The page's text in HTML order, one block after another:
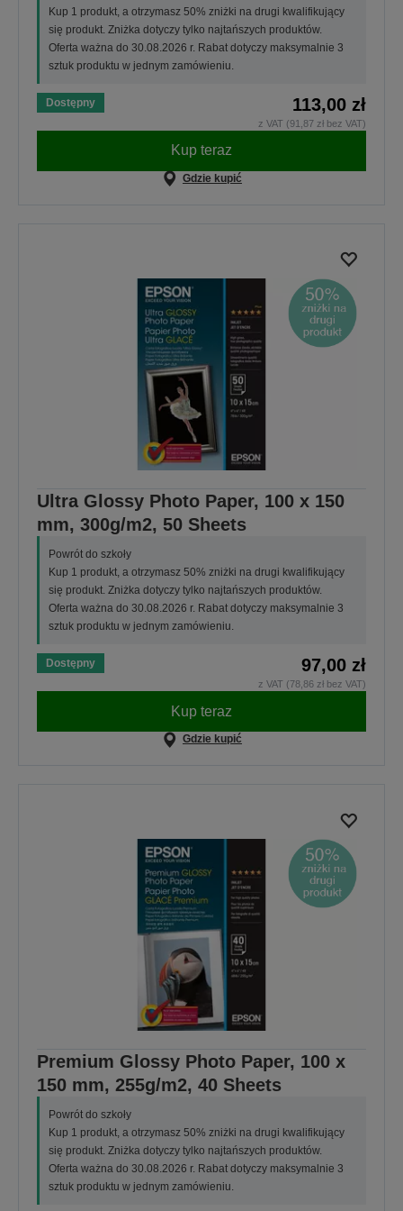
Kup 1 produkt, a otrzymasz 50% zniżki na drugi kwalifikujący
się produkt. Zniżka dotyczy tylko najtańszych produktów.
Oferta ważna do 30.08.2026 r. Rabat dotyczy maksymalnie 3
sztuk produktu w jednym zamówieniu.
Dostępny 113,00 zł
z VAT (91,87 zł bez VAT)
Kup teraz
Gdzie kupić
Ultra Glossy Photo Paper, 100 x 150
mm, 300g/m2, 50 Sheets
Powrót do szkoły
Kup 1 produkt, a otrzymasz 50% zniżki na drugi kwalifikujący
się produkt. Zniżka dotyczy tylko najtańszych produktów.
Oferta ważna do 30.08.2026 r. Rabat dotyczy maksymalnie 3
sztuk produktu w jednym zamówieniu.
Dostępny 97,00 zł
z VAT (78,86 zł bez VAT)
Kup teraz
Gdzie kupić
Premium Glossy Photo Paper, 100 x
150 mm, 255g/m2, 40 Sheets
Powrót do szkoły
Kup 1 produkt, a otrzymasz 50% zniżki na drugi kwalifikujący
się produkt. Zniżka dotyczy tylko najtańszych produktów.
Oferta ważna do 30.08.2026 r. Rabat dotyczy maksymalnie 3
sztuk produktu w jednym zamówieniu.